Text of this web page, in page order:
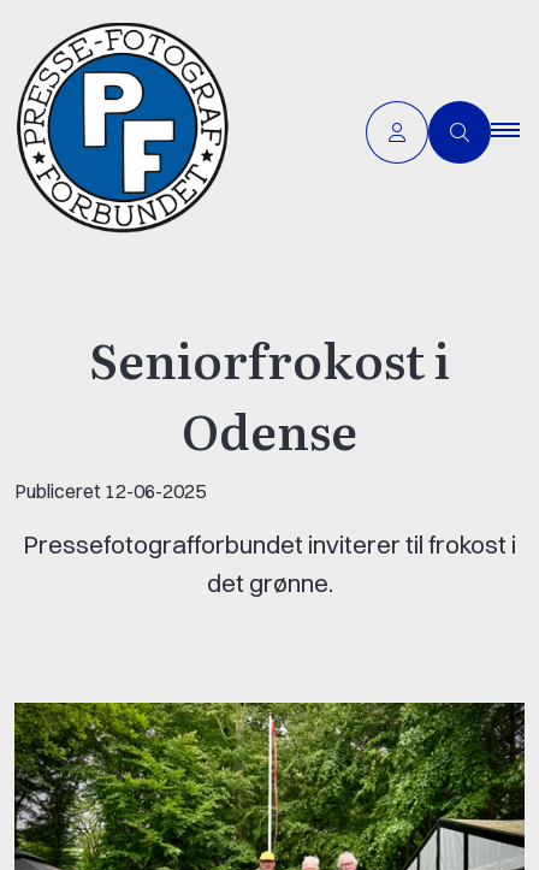
Seniorfrokost i
Odense
Publiceret 12-06-2025
Pressefotografforbundet inviterer til frokost i
det grønne.